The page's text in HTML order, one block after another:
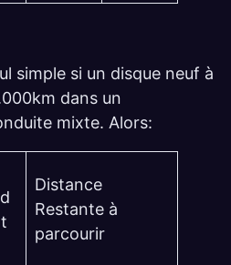
simple si un disque neuf à
dans un
mixte. Alors:
Distance
Restante à
parcourir